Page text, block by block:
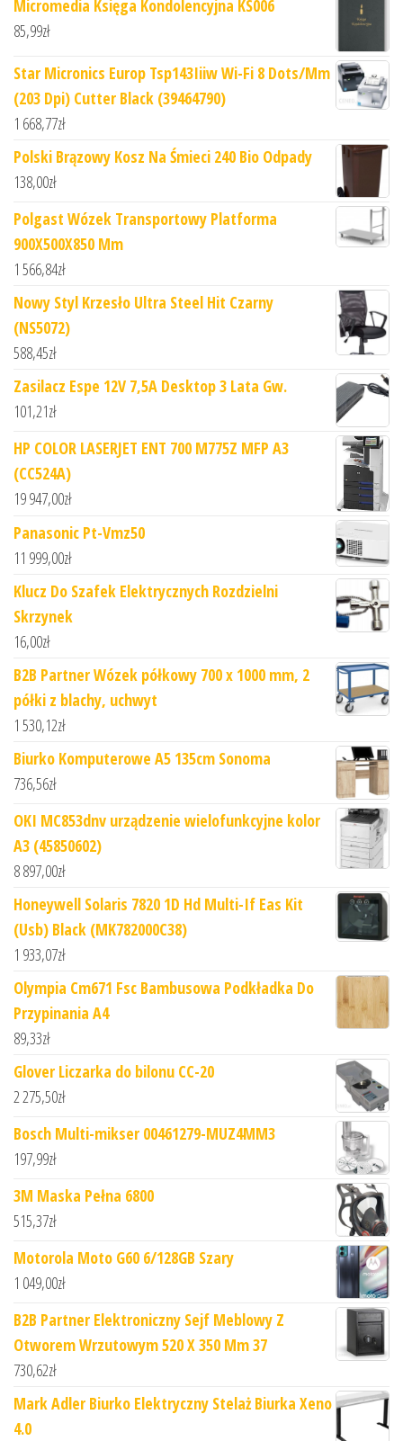
Micromedia Księga Kondolencyjna KS006
85,99zł
Star Micronics Europ Tsp143Iiiw Wi-Fi 8 Dots/Mm
(203 Dpi) Cutter Black (39464790)
1 668,77zł
Polski Brązowy Kosz Na Śmieci 240 Bio Odpady
138,00zł
Polgast Wózek Transportowy Platforma
900X500X850 Mm
1 566,84zł
Nowy Styl Krzesło Ultra Steel Hit Czarny
(NS5072)
588,45zł
Zasilacz Espe 12V 7,5A Desktop 3 Lata Gw.
101,21zł
HP COLOR LASERJET ENT 700 M775Z MFP A3
(CC524A)
19 947,00zł
Panasonic Pt-Vmz50
11 999,00zł
Klucz Do Szafek Elektrycznych Rozdzielni
Skrzynek
16,00zł
B2B Partner Wózek półkowy 700 x 1000 mm, 2
półki z blachy, uchwyt
1 530,12zł
Biurko Komputerowe A5 135cm Sonoma
736,56zł
OKI MC853dnv urządzenie wielofunkcyjne kolor
A3 (45850602)
8 897,00zł
Honeywell Solaris 7820 1D Hd Multi-If Eas Kit
(Usb) Black (MK782000C38)
1 933,07zł
Olympia Cm671 Fsc Bambusowa Podkładka Do
Przypinania A4
89,33zł
Glover Liczarka do bilonu CC-20
2 275,50zł
Bosch Multi-mikser 00461279-MUZ4MM3
197,99zł
3M Maska Pełna 6800
515,37zł
Motorola Moto G60 6/128GB Szary
1 049,00zł
B2B Partner Elektroniczny Sejf Meblowy Z
Otworem Wrzutowym 520 X 350 Mm 37
730,62zł
Mark Adler Biurko Elektryczny Stelaż Biurka Xeno
4.0